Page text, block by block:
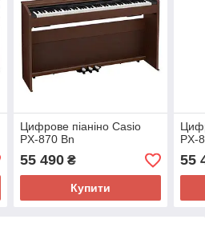
Цифрове піаніно Casio
PX-870 Bn
55 490₴
Купити
PX-
55